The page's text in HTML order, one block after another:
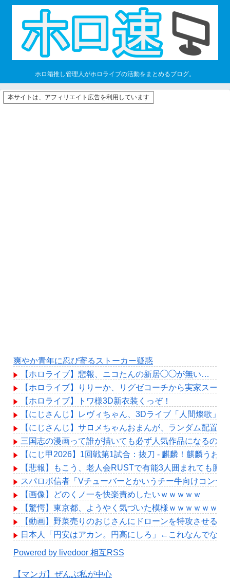
ホロ箱推し管理人がホロライブの活動をまとめるブログ。
本サイトは、アフィリエイト広告を利用しています
爽やか青年に忍び寄るストーカー疑惑
【ホロライブ】悲報、ニコたんの新居◯◯が無い…
【ホロライブ】りりーか、リグゼコーチから実家スー
【ホロライブ】トワ様3D新衣装くっぞ！
【にじさんじ】レヴィちゃん、3Dライブ「人間燦歌」
【にじさんじ】サロメちゃんおまんが、ランダム配置
三国志の漫画って誰が描いても必ず人気作品になるの確
【にじ甲2026】1回戦第1試合：抜刀 - 麒麟！麒麟うお
【悲報】もこう、老人会RUSTで有能3人囲まれても腫
スパロボ信者「Vチューバーとかいうチー牛向けコン
【画像】どのくノ一を快楽責めしたいｗｗｗｗｗ
【驚愕】東京都、ようやく気づいた模様ｗｗｗｗｗｗｗ
【動画】野菜売りのおじさんにドローンを特攻させるお
日本人「円安はアカン。円高にしろ」←これなんでなん
Powered by livedoor 相互RSS
【マンガ】ぜんぶ私が中心